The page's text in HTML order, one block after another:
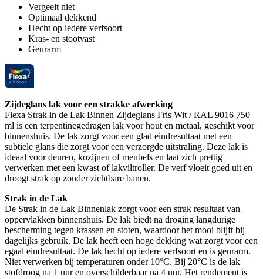
Vergeelt niet
Optimaal dekkend
Hecht op iedere verfsoort
Kras- en stootvast
Geurarm
Zijdeglans lak voor een strakke afwerking
Flexa Strak in de Lak Binnen Zijdeglans Fris Wit / RAL 9016 750
ml is een terpentinegedragen lak voor hout en metaal, geschikt voor
binnenshuis. De lak zorgt voor een glad eindresultaat met een
subtiele glans die zorgt voor een verzorgde uitstraling. Deze lak is
ideaal voor deuren, kozijnen of meubels en laat zich prettig
verwerken met een kwast of lakviltroller. De verf vloeit goed uit en
droogt strak op zonder zichtbare banen.
Strak in de Lak
De Strak in de Lak Binnenlak zorgt voor een strak resultaat van
oppervlakken binnenshuis. De lak biedt na droging langdurige
bescherming tegen krassen en stoten, waardoor het mooi blijft bij
dagelijks gebruik. De lak heeft een hoge dekking wat zorgt voor een
egaal eindresultaat. De lak hecht op iedere verfsoort en is geurarm.
Niet verwerken bij temperaturen onder 10°C. Bij 20°C is de lak
stofdroog na 1 uur en overschilderbaar na 4 uur. Het rendement is